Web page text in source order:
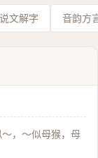
说文解字 音韵方
～，～似母猴，母